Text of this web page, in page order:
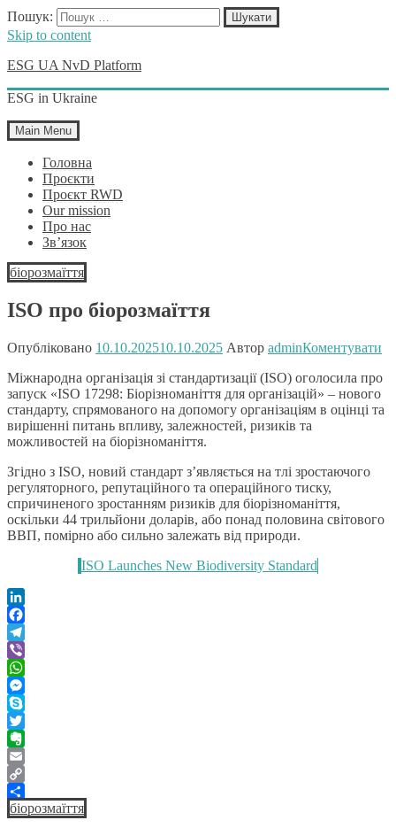
Пошук:
Skip to content
ESG UA NvD Platform
ESG in Ukraine
Main Menu
Головна
Проєкти
Проєкт RWD
Our mission
Про нас
Зв’язок
біорозмаїття
ISO про біорозмаїття
Опубліковано 10.10.202510.10.2025 Автор adminКоментувати
Міжнародна організація зі стандартизації (ISO) оголосила про
запуск «ISO 17298: Біорізноманіття для організацій» – нового
стандарту, спрямованого на допомогу організаціям в оцінці та
вирішенні питань впливу, залежностей, ризиків та
можливостей на біорізноманіття.
Згідно з ISO, новий стандарт з’являється на тлі зростаючого
регуляторного, репутаційного та операційного тиску,
спричиненого зростанням ризиків для біорізноманіття,
оскільки 44 трильйони доларів, або понад половина світового
ВВП, помірно або сильно залежать від природи.
ISO Launches New Biodiversity Standard
LinkedIn
Facebook
Telegram
Viber
WhatsApp
Messenger
Skype
Twitter
Evernote
Email
Copy
Link
Поділитися
біорозмаїття